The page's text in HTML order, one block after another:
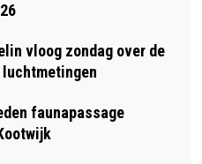
vloog zondag over de
faunapassage